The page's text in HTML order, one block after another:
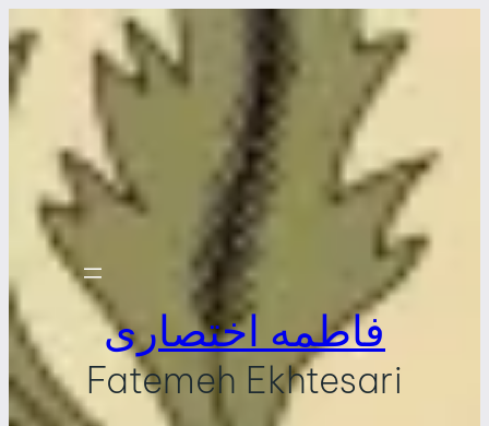
فاطمه اختصاری
Fatemeh Ekhtesari